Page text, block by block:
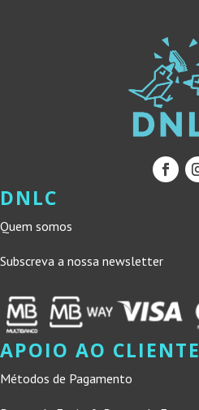
DNLC
Quem somos
Subscreva a nossa newsletter
APOIO AO CLIENTE
Métodos de Pagamento